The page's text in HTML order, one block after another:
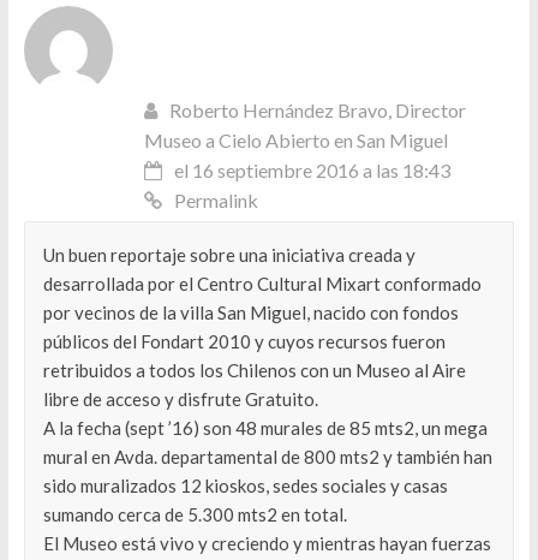
Roberto Hernández Bravo, Director
Museo a Cielo Abierto en San Miguel
el 16 septiembre 2016 a las 18:43
Permalink
Un buen reportaje sobre una iniciativa creada y
desarrollada por el Centro Cultural Mixart conformado
por vecinos de la villa San Miguel, nacido con fondos
públicos del Fondart 2010 y cuyos recursos fueron
retribuidos a todos los Chilenos con un Museo al Aire
libre de acceso y disfrute Gratuito.
A la fecha (sept ’16) son 48 murales de 85 mts2, un mega
mural en Avda. departamental de 800 mts2 y también han
sido muralizados 12 kioskos, sedes sociales y casas
sumando cerca de 5.300 mts2 en total.
El Museo está vivo y creciendo y mientras hayan fuerzas